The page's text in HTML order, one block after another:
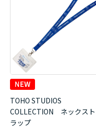
TOHO STUDIOS
COLLECTION ネックスト
ラップ